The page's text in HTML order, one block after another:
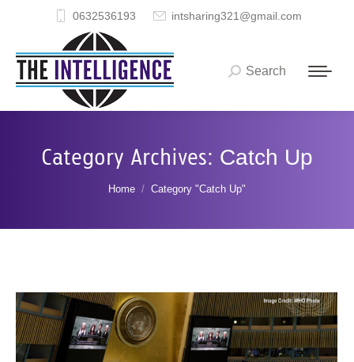
0632536193 intsharing321@gmail.com
Search:
Search
Category Archives: Catch Up
You are here:
Home Category "Catch Up"